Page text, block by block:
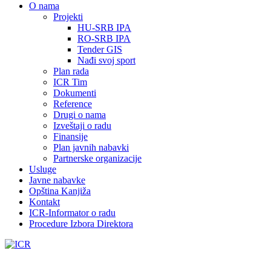
О nama
Projekti
HU-SRB IPA
RO-SRB IPA
Tender GIS
Nađi svoj sport
Plan rada
ICR Tim
Dokumenti
Reference
Drugi o nama
Izveštaji o radu
Finansije
Plan javnih nabavki
Partnerske organizacije
Usluge
Javne nabavke
Opština Kanjiža
Kontakt
ICR-Informator o radu
Procedure Izbora Direktora